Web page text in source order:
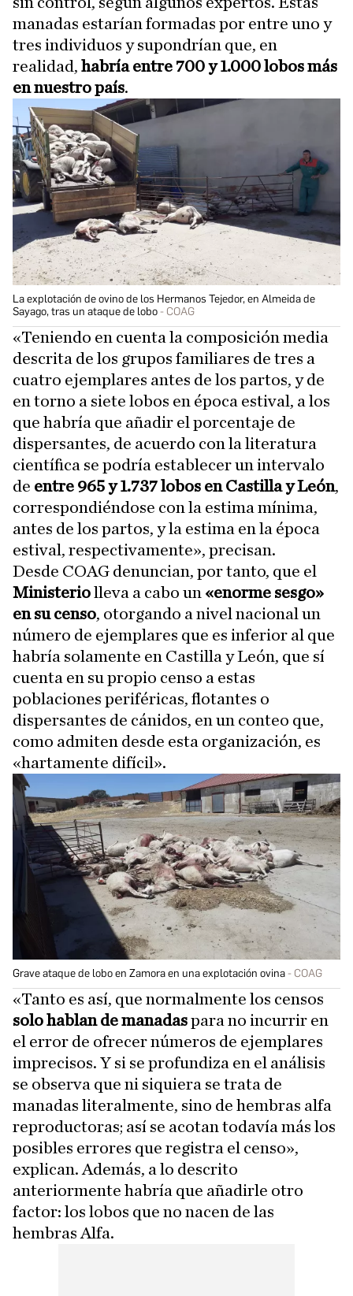
manadas estarían formadas por entre uno y
tres individuos y supondrían que, en
realidad, habría entre 700 y 1.000 lobos más
en nuestro país.
La explotación de ovino de los Hermanos Tejedor, en Almeida de
Sayago, tras un ataque de lobo
COAG
«Teniendo en cuenta la composición media
descrita de los grupos familiares de tres a
cuatro ejemplares antes de los partos, y de
en torno a siete lobos en época estival, a los
que habría que añadir el porcentaje de
dispersantes, de acuerdo con la literatura
científica se podría establecer un intervalo
de entre 965 y 1.737 lobos en Castilla y León,
correspondiéndose con la estima mínima,
antes de los partos, y la estima en la época
estival, respectivamente», precisan.
Desde COAG denuncian, por tanto, que el
Ministeriolleva a cabo un «enorme sesgo»
en su censo, otorgando a nivel nacional un
número de ejemplares que es inferior al que
habría solamente en Castilla y León, que sí
cuenta en su propio censo a estas
poblaciones periféricas, flotantes o
dispersantes de cánidos, en un conteo que,
como admiten desde esta organización, es
«hartamente difícil».
Grave ataque de lobo en Zamora en una explotación ovina COAG
«Tanto es así, que normalmente los censos
solo hablan de manadaspara no incurrir en
el error de ofrecer números de ejemplares
imprecisos. Y si se profundiza en el análisis
se observa que ni siquiera se trata de
manadas literalmente, sino de hembras alfa
reproductoras; así se acotan todavía más los
posibles errores que registra el censo»,
explican. Además, a lo descrito
anteriormente habría que añadirle otro
factor: los lobos que no nacen de las
hembras Alfa.